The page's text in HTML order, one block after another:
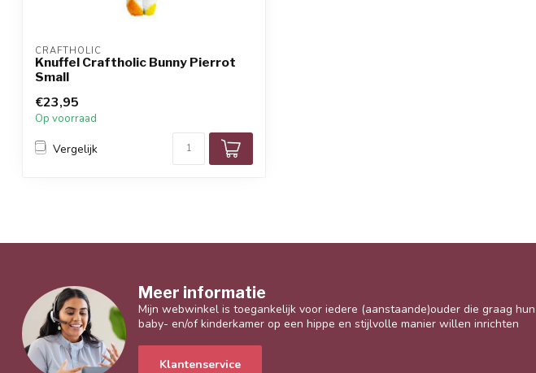
CRAFTHOLIC
Knuffel Craftholic Bunny Pierrot
Small
€23,95
Op voorraad
Vergelijk
Meer informatie
Mijn webwinkel is toegankelijk voor iedere (aanstaande)ouder die graag hun
baby- en/of kinderkamer op een hippe en stijlvolle manier willen inrichten
Klantenservice